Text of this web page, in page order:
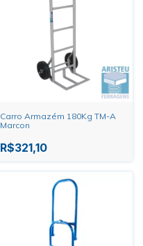
Carro Armazém 180Kg TM-A
Marcon
R$321,10